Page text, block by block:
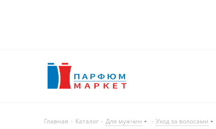
Главная - Каталог - Для мужчин - Уход за волосами